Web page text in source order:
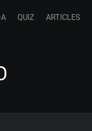
QUIZ ARTICLES